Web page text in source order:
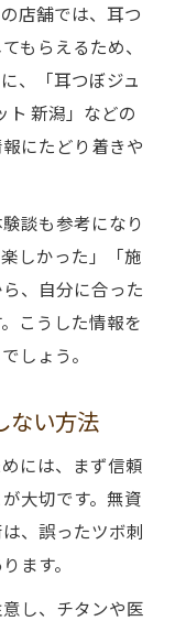
店舗では、耳つ
もらえるため、
、「耳つぼジュ
ト 新潟」などの
にたどり着きや
談も参考になり
しかった」「施
、自分に合った
こうした情報を
しょう。
ない方法
には、まず信頼
大切です。無資
、誤ったツボ刺
ます。
し、チタンや医